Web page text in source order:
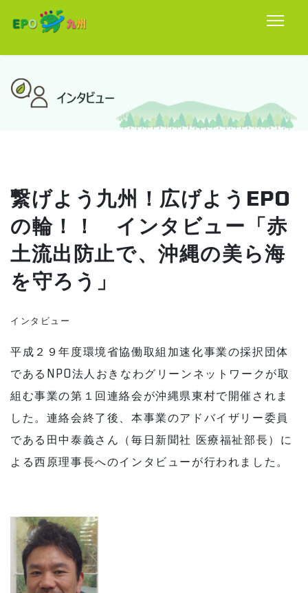
繋げよう九州！広げようEPO
の輪！！ インタビュー「赤
土流出防止で、沖縄の美ら海
を守ろう」
インタビュー
平成２９年度環境省協働取組加速化事業の採択団体
であるNPO法人おきなわグリーンネットワークが取
組む事業の第１回連絡会が沖縄県東村で開催されま
した。連絡会終了後、本事業のアドバイザリー委員
である田中泰義さん（毎日新聞社 医療福祉部長）に
よる西原理事長へのインタビューが行われました。